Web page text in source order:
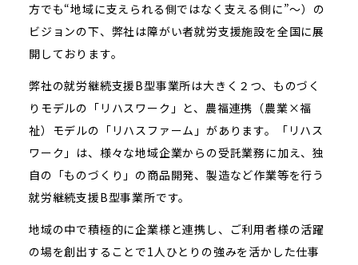
方でも“地域に支えられる側ではなく支える側に”～）の
ビジョンの下、弊社は障がい者就労支援施設を全国に展
開しております。
弊社の就労継続支援B型事業所は大きく２つ、ものづく
りモデルの「リハスワーク」と、農福連携（農業×福
祉）モデルの「リハスファーム」があります。「リハス
ワーク」は、様々な地域企業からの受託業務に加え、独
自の「ものづくり」の商品開発、製造など作業等を行う
就労継続支援B型事業所です。
地域の中で積極的に企業様と連携し、ご利用者様の活躍
の場を創出することで1人ひとりの強みを活かした仕事